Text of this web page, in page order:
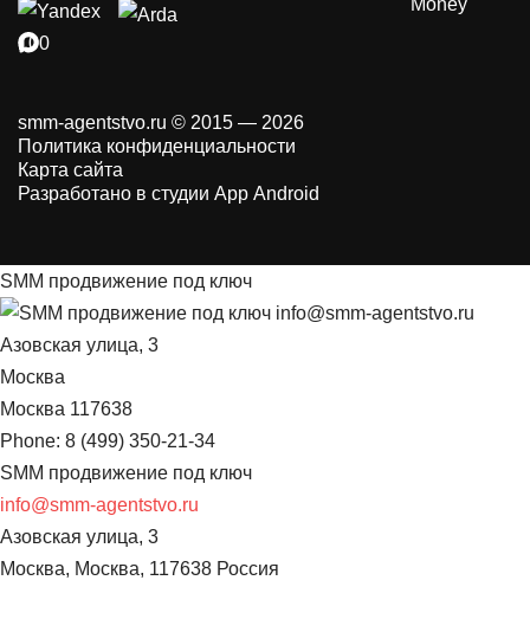
smm-agentstvo.ru © 2015 — 2026
Политика конфиденциальности
Карта сайта
Разработано в студии App Android
SMM продвижение под ключ
info@smm-agentstvo.ru
Азовская улица, 3
Москва
Москва 117638
Phone: 8 (499) 350-21-34
SMM продвижение под ключ
info@smm-agentstvo.ru
Азовская улица, 3
Москва, Москва, 117638 Россия